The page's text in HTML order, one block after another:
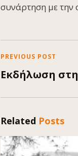
συνάρτηση με την
PREVIOUS POST
Εκδήλωση
Related Posts